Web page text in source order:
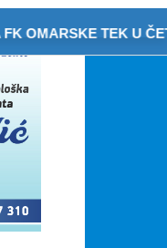
TEK U ČETVRTOJ